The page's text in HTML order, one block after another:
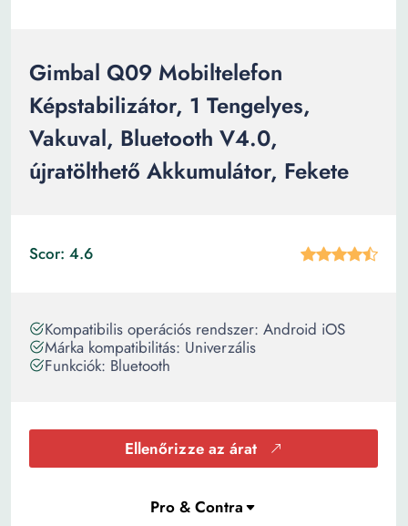
Gimbal Q09 Mobiltelefon
Képstabilizátor, 1 Tengelyes,
Vakuval, Bluetooth V4.0,
újratölthető Akkumulátor, Fekete
Scor: 4.6
Kompatibilis operációs rendszer: Android iOS
Márka kompatibilitás: Univerzális
Funkciók: Bluetooth
Ellenőrizze az árat